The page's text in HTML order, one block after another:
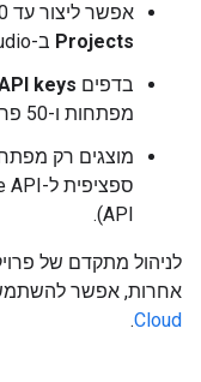
אפשר ליצור עד 10 פרויקטים בכל פעם מדף
Projects ב-Google AI Studio.
בדפים keys
מפתחות ו-50 פרויקטים.
API).
לניהול מתקדם של
אחרות, אפשר
Cloud
.